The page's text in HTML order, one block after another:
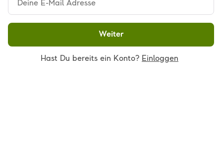
Weiter
Hast Du bereits ein Konto? Einloggen